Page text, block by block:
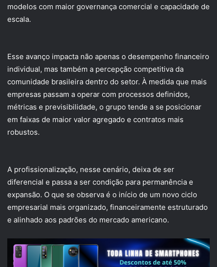
modelos com maior governança comercial e capacidade de
escala.
Esse avanço impacta não apenas o desempenho financeiro
individual, mas também a percepção competitiva da
comunidade brasileira dentro do setor. À medida que mais
empresas passam a operar com processos definidos,
métricas e previsibilidade, o grupo tende a se posicionar
em faixas de maior valor agregado e contratos mais
robustos.
A profissionalização, nesse cenário, deixa de ser
diferencial e passa a ser condição para permanência e
expansão. O que se observa é o início de um novo ciclo
empresarial mais organizado, financeiramente estruturado
e alinhado aos padrões do mercado americano.